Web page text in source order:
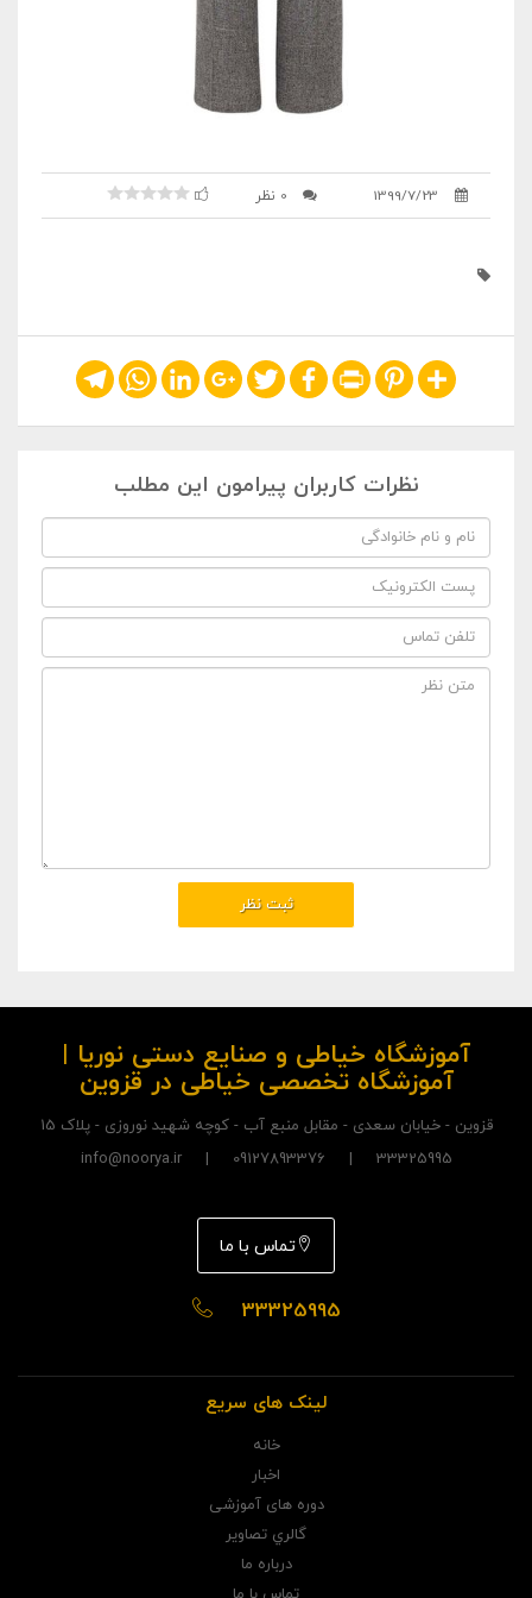
1399/7/23 0 نظر
Share
Pinterest
Print
Facebook
Twitter
Google+
LinkedIn
WhatsApp
Telegram
نظرات کاربران پیرامون این مطلب
آموزشگاه خیاطی و صنایع دستی نوریا |
آموزشگاه تخصصی خیاطی در قزوین
قزوین - خیابان سعدی - مقابل منبع آب - کوچه شهید نوروزی - پلاک 15
33325995 | 09127893376 | info@noorya.ir
تماس با ما
33325995
لینک های سریع
خانه
اخبار
دوره های آموزشی
گالري تصاوير
درباره ما